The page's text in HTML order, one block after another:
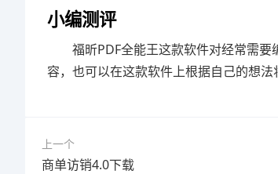
小编测评
福昕PDF全能王这款软件对经常需
容，也可以在这款软件上根据自己的想法
上一个
商单访销4.0下载